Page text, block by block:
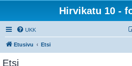
Hirvikatu 10 -
UKK
Etusivu Etsi
Etsi